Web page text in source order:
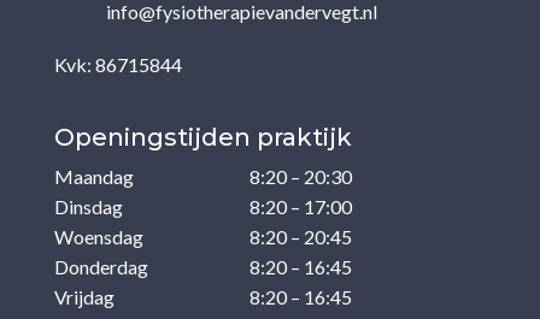
info@fysiotherapievandervegt.nl
Kvk: 86715844
Openingstijden praktijk
Maandag
8:20 – 20:30
Dinsdag
8:20 – 17:00
Woensdag
8:20 – 20:45
Donderdag
8:20 – 16:45
Vrijdag
8:20 – 16:45